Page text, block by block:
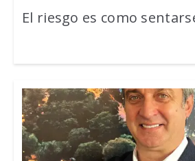
El riesgo es como